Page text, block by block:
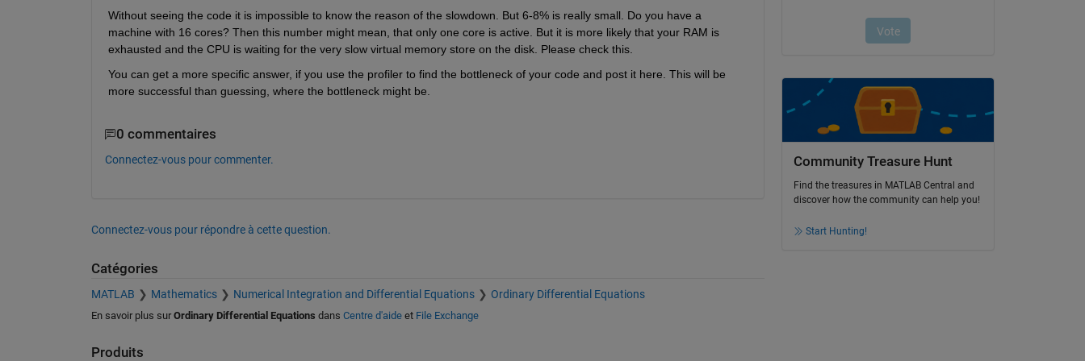
Without seeing the code it is impossible to know the reason of the slowdown. But 6-8% is really small. Do you have a
machine with 16 cores? Then this number might mean, that only one core is active. But it is more likely that your RAM is
exhausted and the CPU is waiting for the very slow virtual memory store on the disk. Please check this.
You can get a more specific answer, if you use the profiler to find the bottleneck of your code and post it here. This will be
more successful than guessing, where the bottleneck might be.
0 commentaires
Connectez-vous pour commenter.
Connectez-vous pour répondre à cette question.
Catégories
MATLAB Mathematics Numerical Integration and Differential Equations Ordinary Differential Equations
En savoir plus sur Ordinary Differential Equations dans Centre d'aideet File Exchange
Produits
Community Treasure Hunt
Find the treasures in MATLAB Central and
discover how the community can help you!
Start Hunting!